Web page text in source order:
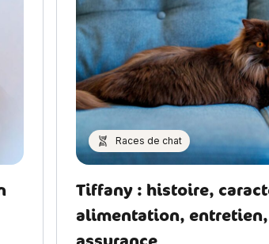
Races de chat
Tiffany : histoire,
alimentation,